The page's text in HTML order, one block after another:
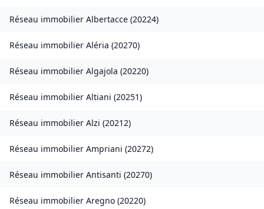
Réseau immobilier Albertacce (20224)
Réseau immobilier Aléria (20270)
Réseau immobilier Algajola (20220)
Réseau immobilier Altiani (20251)
Réseau immobilier Alzi (20212)
Réseau immobilier Ampriani (20272)
Réseau immobilier Antisanti (20270)
Réseau immobilier Aregno (20220)